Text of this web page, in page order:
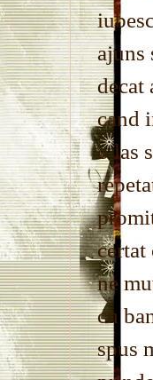
ajuns
decat
cand
o las
certat
ne
cu
spus